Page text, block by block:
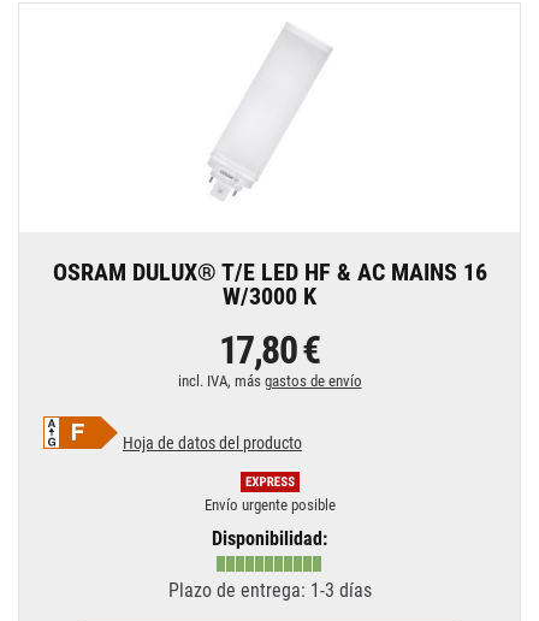
OSRAM DULUX® T/E LED HF & AC MAINS 16
W/3000 K
17,80 €
incl. IVA, más gastos de envío
Hoja de datos del producto
Envío urgente posible
Disponibilidad:
Plazo de entrega: 1-3 días